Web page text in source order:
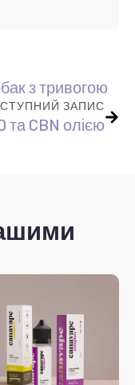
з тривогою
ЗАПИС
та CBN олією